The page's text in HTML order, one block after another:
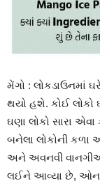
મેંગો : લોકડાઉનમાં
થયો હશે. કોઈ લોકો
ઘણા લોકો સારા
બનેલા લોકોની કળા
અને અવનવી
લઈને આવ્યા છે,